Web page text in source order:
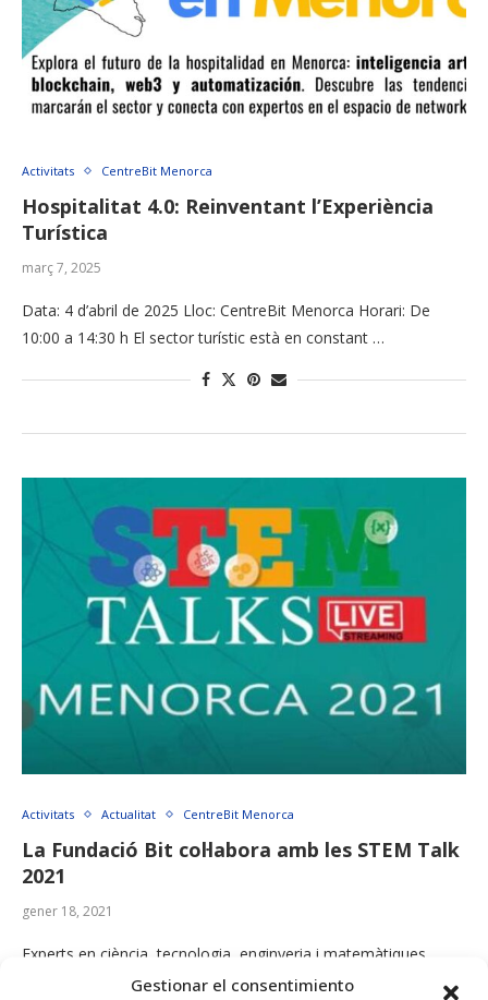
Gestionar el consentimiento
Activitats CentreBit Menorca
Hospitalitat 4.0: Reinventant l’Experiència
Turística
març 7, 2025
Data: 4 d’abril de 2025 Lloc: CentreBit Menorca Horari: De
10:00 a 14:30 h El sector turístic està en constant …
Activitats Actualitat CentreBit Menorca
La Fundació Bit col·labora amb les STEM Talk
2021
gener 18, 2021
Experts en ciència, tecnologia, enginyeria i matemàtiques
d’arreu de l’estat participen en aquestes jornades online